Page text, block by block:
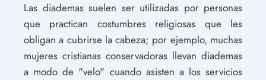
Las diademas suelen ser utilizadas por personas
que practican costumbres religiosas que les
obligan a cubrirse la cabeza; por ejemplo, muchas
mujeres cristianas conservadoras llevan diademas
a modo de "velo" cuando asisten a los servicios